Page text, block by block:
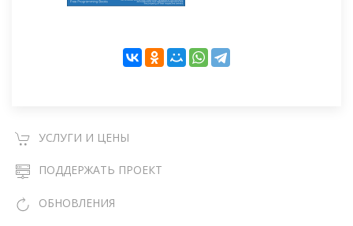
УСЛУГИ И ЦЕНЫ
ПОДДЕРЖАТЬ ПРОЕКТ
ОБНОВЛЕНИЯ